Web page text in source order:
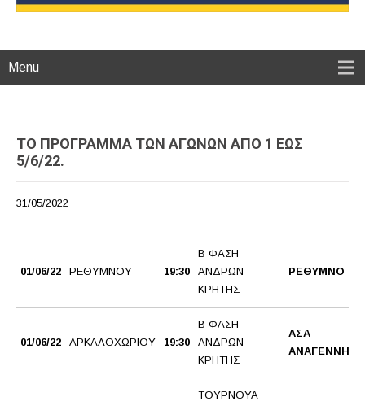
Menu
ΤΟ ΠΡΟΓΡΑΜΜΑ ΤΩΝ ΑΓΩΝΩΝ ΑΠΟ 1 ΕΩΣ
5/6/22.
31/05/2022
01/06/22 ΡΕΘΥΜΝΟΥ 19:30
Β ΦΑΣΗ
ΑΝΔΡΩΝ
ΚΡΗΤΗΣ
ΡΕΘΥΜΝΟ BC
01/06/22 ΑΡΚΑΛΟΧΩΡΙΟΥ 19:30
Β ΦΑΣΗ
ΑΝΔΡΩΝ
ΚΡΗΤΗΣ
ΑΣΑ
ΑΝΑΓΕΝΝΗΣΗ
ΤΟΥΡΝΟΥΑ